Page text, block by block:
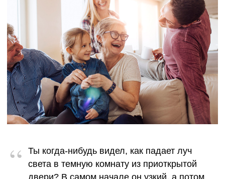
“
Ты когда-нибудь видел, как падает луч
света в темную комнату из приоткрытой
двери? В самом начале он узкий, а потом